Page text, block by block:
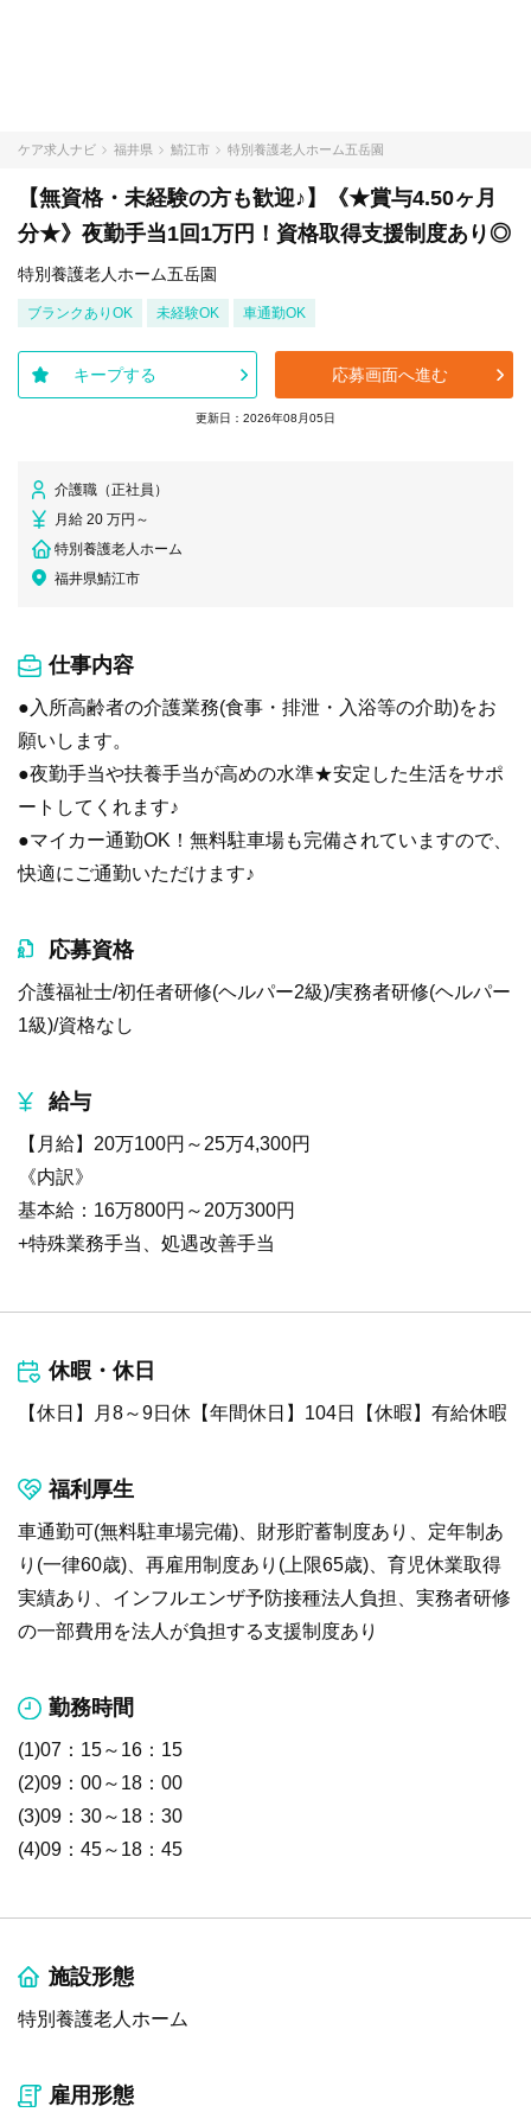
ケア求人ナビ 福井県 鯖江市 特別養護老人ホーム五岳園
【無資格・未経験の方も歓迎♪】《★賞与4.50ヶ月
分★》夜勤手当1回1万円！資格取得支援制度あり◎
特別養護老人ホーム五岳園
ブランクありOK 未経験OK 車通勤OK
キープする 応募画面へ進む
更新日：2026年08月05日
介護職（正社員）
月給 20 万円～
特別養護老人ホーム
福井県鯖江市
仕事内容
●入所高齢者の介護業務(食事・排泄・入浴等の介助)をお
願いします。
●夜勤手当や扶養手当が高めの水準★安定した生活をサポ
ートしてくれます♪
●マイカー通勤OK！無料駐車場も完備されていますので、
快適にご通勤いただけます♪
応募資格
介護福祉士/初任者研修(ヘルパー2級)/実務者研修(ヘルパー
1級)/資格なし
給与
【月給】20万100円～25万4,300円
《内訳》
基本給：16万800円～20万300円
+特殊業務手当、処遇改善手当
休暇・休日
【休日】月8～9日休【年間休日】104日【休暇】有給休暇
福利厚生
車通勤可(無料駐車場完備)、財形貯蓄制度あり、定年制あ
り(一律60歳)、再雇用制度あり(上限65歳)、育児休業取得
実績あり、インフルエンザ予防接種法人負担、実務者研修
の一部費用を法人が負担する支援制度あり
勤務時間
(1)07：15～16：15
(2)09：00～18：00
(3)09：30～18：30
(4)09：45～18：45
施設形態
特別養護老人ホーム
雇用形態